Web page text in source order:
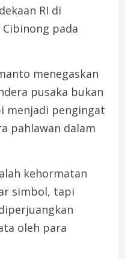
RI di
pada
menegaskan
pusaka bukan
menjadi pengingat
pahlawan dalam
kehormatan
simbol, tapi
oleh para